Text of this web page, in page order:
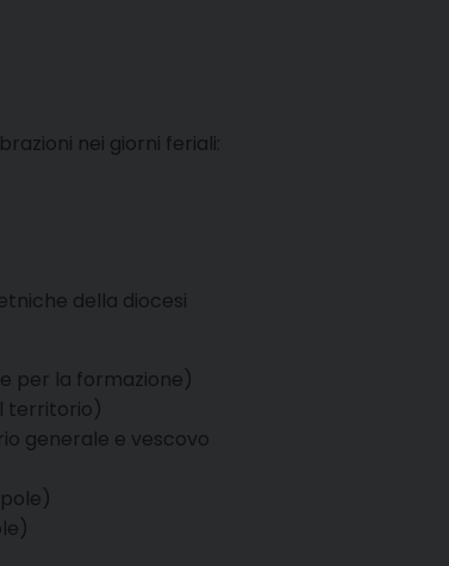
nei giorni feriali:
della diocesi
per la formazione)
territorio)
generale e vescovo